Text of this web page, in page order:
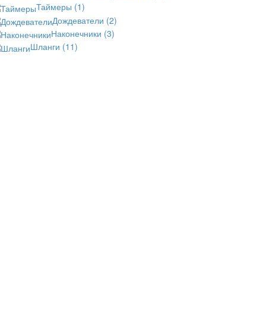
Таймеры (1)
Дождеватели (2)
Наконечники (3)
Шланги (11)